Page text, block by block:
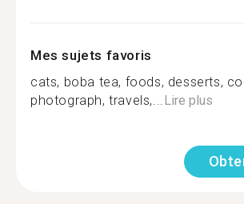
Mes sujets favoris
cats, boba tea, foods, desserts,
photograph, travels,... Lire plus